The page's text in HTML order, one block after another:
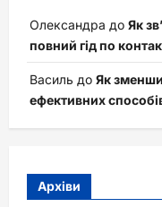
Олександра до Як
повний гід по
Василь до Як
ефективних
Архіви